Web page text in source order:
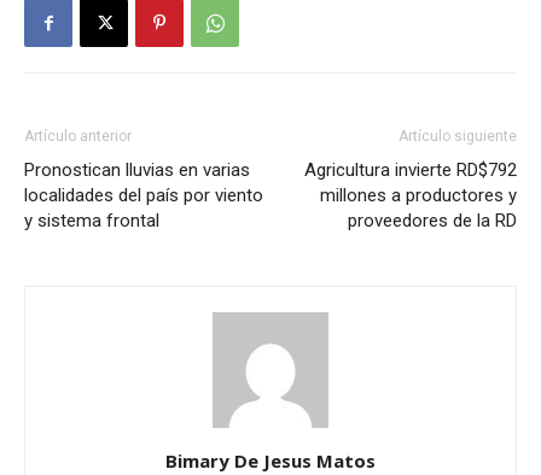
Artículo anterior
Pronostican lluvias en varias
localidades del país por viento
y sistema frontal
Artículo siguiente
Agricultura invierte RD$792
millones a productores y
proveedores de la RD
Bimary De Jesus Matos